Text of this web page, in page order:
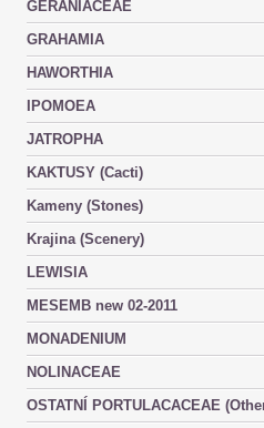
GERANIACEAE
GRAHAMIA
HAWORTHIA
IPOMOEA
JATROPHA
KAKTUSY (Cacti)
Kameny (Stones)
Krajina (Scenery)
LEWISIA
MESEMB new 02-2011
MONADENIUM
NOLINACEAE
OSTATNÍ PORTULACACEAE